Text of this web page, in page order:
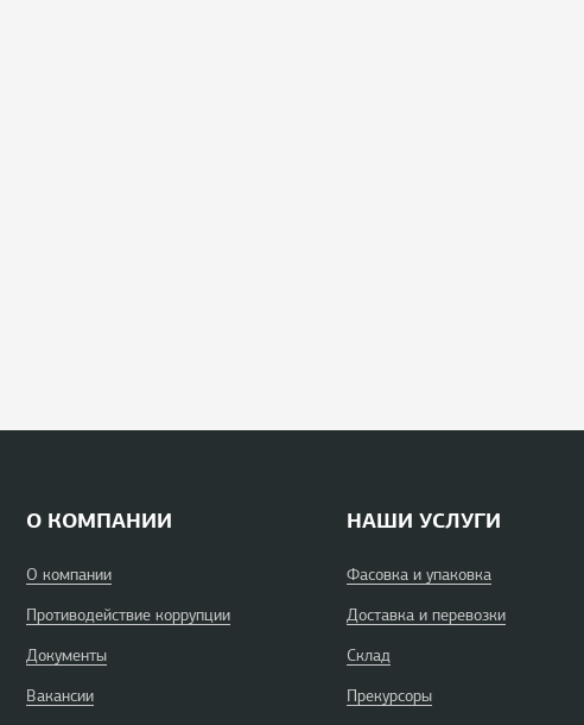
О КОМПАНИИ
О компании
Противодействие коррупции
Документы
Вакансии
НАШИ УСЛУГИ
Фасовка и упаковка
Доставка и перевозки
Склад
Прекурсоры